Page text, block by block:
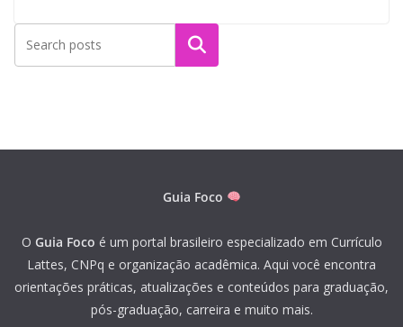
Pesquisar
Guia Foco
O Guia Foco é um portal brasileiro especializado em Currículo
Lattes, CNPq e organização acadêmica. Aqui você encontra
orientações práticas, atualizações e conteúdos para graduação,
pós-graduação, carreira e muito mais.